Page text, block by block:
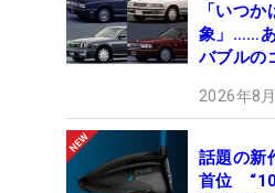
「いつ
象」……あ
バブルの
2026年8
話題の新
首位 “10